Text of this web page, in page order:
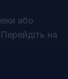
або
на